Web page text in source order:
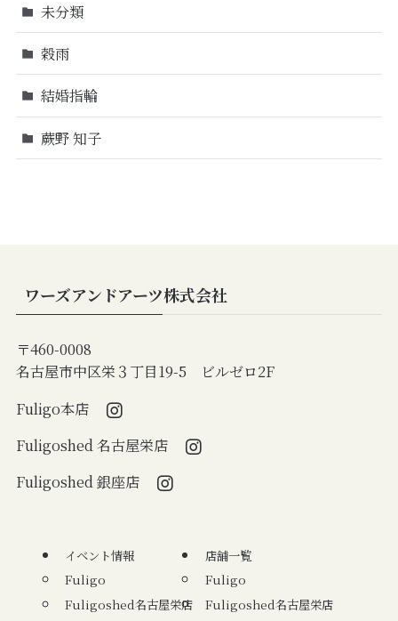
未分類
穀雨
結婚指輪
蕨野 知子
ワーズアンドアーツ株式会社
〒460-0008
名古屋市中区栄３丁目19-5 ビルゼロ2F
Fuligo本店
Fuligoshed 名古屋栄店
Fuligoshed 銀座店
イベント情報
Fuligo
Fuligoshed名古屋栄店
店舗一覧
Fuligo
Fuligoshed名古屋栄店